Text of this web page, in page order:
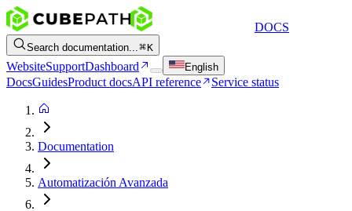
DOCS
Search documentation... K
WebsiteSupportDashboard English
DocsGuidesProduct docsAPI reference Service status
Documentation
Automatización Avanzada